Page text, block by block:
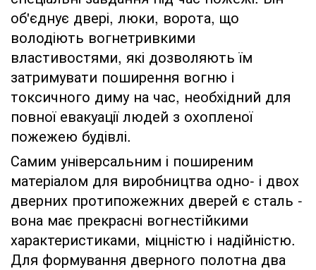
об'єднує двері, люки, ворота, що
володіють вогнетривкими
властивостями, які дозволяють їм
затримувати поширення вогню і
токсичного диму на час, необхідний для
повної евакуації людей з охопленої
пожежею будівлі.
Самим універсальним і поширеним
матеріалом для виробництва одно- і двох
дверних протипожежних дверей є сталь -
вона має прекрасні вогнестійкими
характеристиками, міцністю і надійністю.
Для формування дверного полотна два